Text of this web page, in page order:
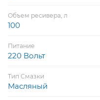
Объем ресивера, л
100
Питание
220 Вольт
Тип Смазки
Масляный